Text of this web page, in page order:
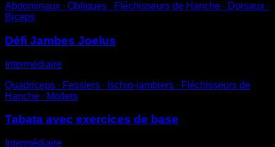
Abdominaux ∙ Obliques ∙ Fléchisseurs de Hanche ∙ Dorsaux ∙
Biceps
Défi Jambes Joelus
Intermédiaire
Quadriceps ∙ Fessiers ∙ Ischio-jambiers ∙ Fléchisseurs de
Hanche ∙ Mollets
Tabata avec exercices de base
Intermédiaire